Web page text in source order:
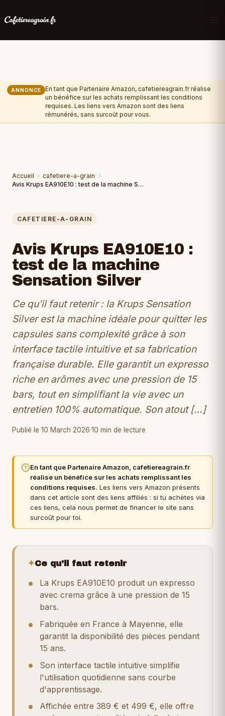
ANNONCE
En tant que Partenaire Amazon, cafetiereagrain.fr réalise
un bénéfice sur les achats remplissant les conditions
requises. Les liens vers Amazon sont des liens
rémunérés, sans surcoût pour vous.
Accueil › cafetiere-a-grain ›
Avis Krups EA910E10 : test de la machine Sensation Silver
CAFETIERE-A-GRAIN
Avis Krups EA910E10 :
test de la machine
Sensation Silver
Ce qu’il faut retenir : la Krups Sensation
Silver est la machine idéale pour quitter les
capsules sans complexité grâce à son
interface tactile intuitive et sa fabrication
française durable. Elle garantit un expresso
riche en arômes avec une pression de 15
bars, tout en simplifiant la vie avec un
entretien 100% automatique. Son atout […]
Publié le 10 March 2026·10 min de lecture
En tant que Partenaire Amazon, cafetiereagrain.fr
réalise un bénéfice sur les achats remplissant les
conditions requises. Les liens vers Amazon présents
dans cet article sont des liens affiliés : si tu achètes via
ces liens, cela nous permet de financer le site sans
surcoût pour toi.
✦Ce qu'il faut retenir
La Krups EA910E10 produit un expresso
avec crema grâce à une pression de 15
bars.
Fabriquée en France à Mayenne, elle
garantit la disponibilité des pièces pendant
15 ans.
Son interface tactile intuitive simplifie
l'utilisation quotidienne sans courbe
d'apprentissage.
Affichée entre 389 € et 499 €, elle offre